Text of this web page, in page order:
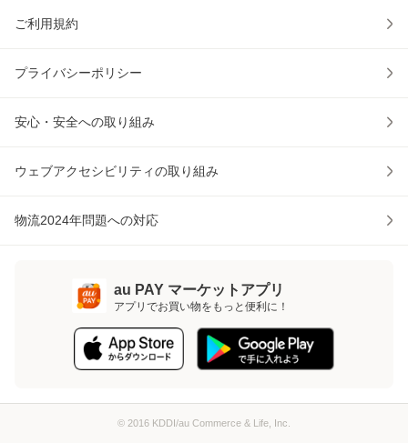
ご利用規約
プライバシーポリシー
安心・安全への取り組み
ウェブアクセシビリティの取り組み
物流2024年問題への対応
au PAY マーケットアプリ
アプリでお買い物をもっと便利に！
© 2016 KDDI/au Commerce & Life, Inc.